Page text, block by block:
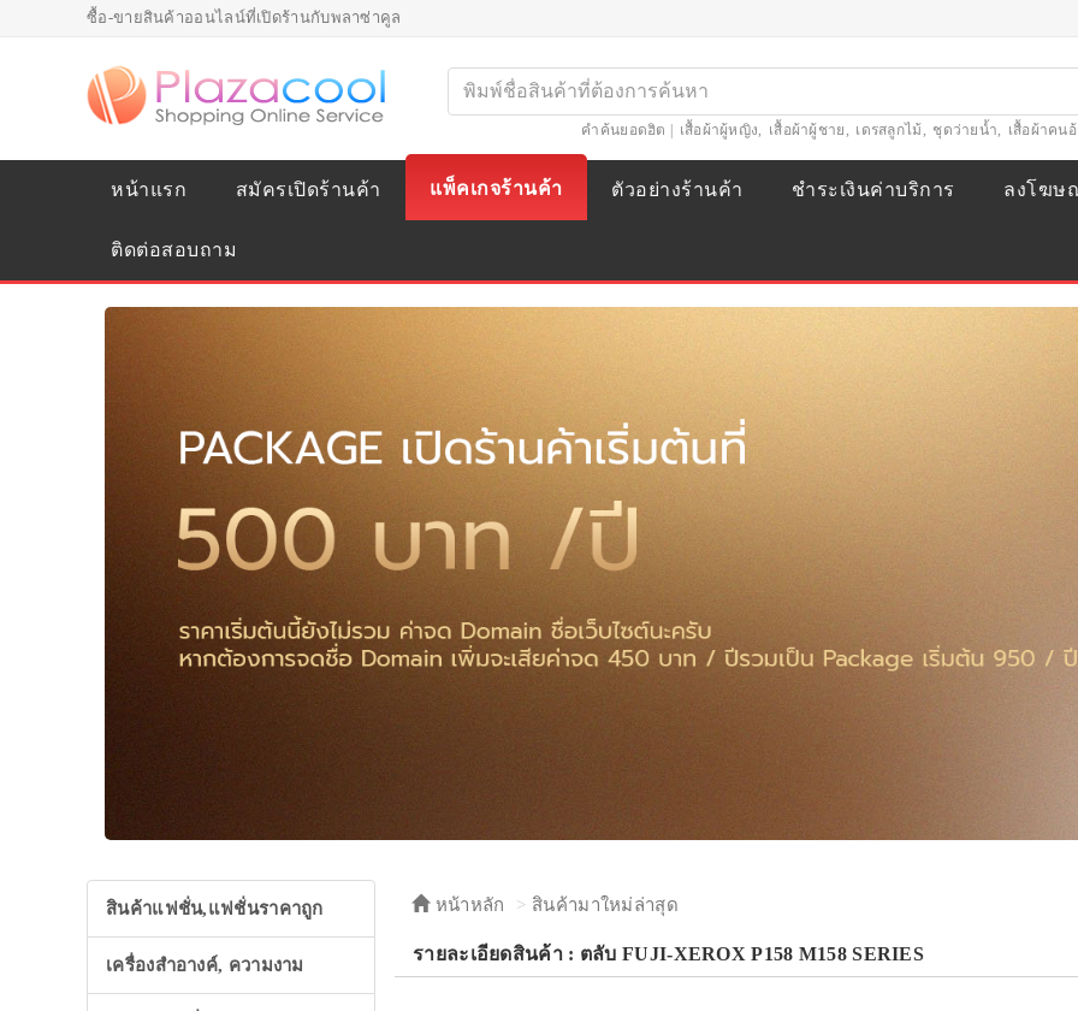
ซื้อ-ขายสินค้าออนไลน์ที่เปิดร้านกับพลาซ่าคูล
คำค้นยอดฮิต | เสื้อผ้าผู้หญิง, เสื้อผ้าผู้ชาย , เดรสลูกไม้ , ชุดว่ายน้ำ, เสื้อผ้าคน
หน้าแรก สมัครเปิดร้านค้า แพ็คเกจร้านค้า ตัวอย่างร้านค้า ชำระเงินค่าบริการ ลงโฆษ
ติดต่อสอบถาม
สินค้าแฟชั่น,แฟชั่นราคาถูก
เครื่องสำอางค์, ความงาม
หน้าหลัก สินค้ามาใหม่ล่าสุด
รายละเอียดสินค้า : ตลับ FUJI-XEROX P158 M158 SERIES